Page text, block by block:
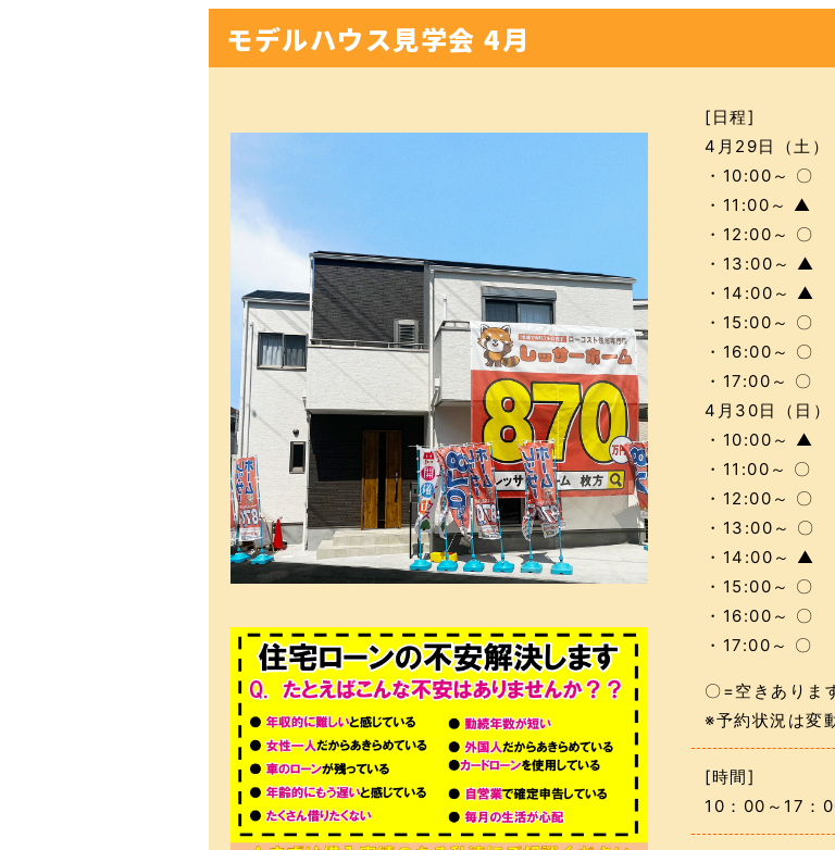
モデルハウス見学会 4月
[日程]
4月29日（土）
・10:00～ 〇
・11:00～ ▲
・12:00～ 〇
・13:00～ ▲
・14:00～ ▲
・15:00～ 〇
・16:00～ 〇
・17:00～ 〇
4月30日（日）
・10:00～ ▲
・11:00～ 〇
・12:00～ 〇
・13:00～ 〇
・14:00～ ▲
・15:00～ 〇
・16:00～ 〇
・17:00～ 〇
〇=空きあり
※予約状況は変
[時間]
10：00～17：